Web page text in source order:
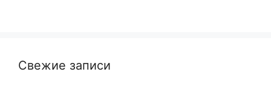
Свежие записи